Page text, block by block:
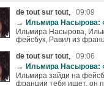
de tout sur tout, 09:09
→ Ильмира Насырова: «Нужно говорить детям, что
Ильмира Насырова,
фейсбук, Равил из
de tout sur tout, 09:06
→
Ильмира Насырова: «Нужно говорить детям, что
Ильмира зайди на
франции тебя ищет, он